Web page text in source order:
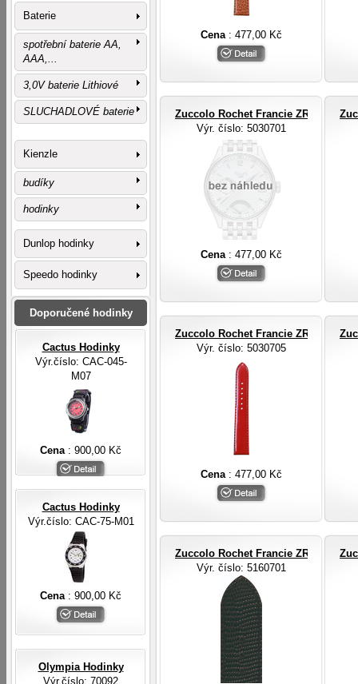
Cena : 477,00 Kč
Zuccolo Rochet Francie ZRC
Výr. číslo: 5030701
Cena : 477,00 Kč
Zuccolo Rochet Francie ZRC
Výr. číslo: 5030705
Cena : 477,00 Kč
Zuccolo Rochet Francie ZRC
Výr. číslo: 5160701
Baterie
spotřební baterie AA,
AAA,...
3,0V baterie Lithiové
SLUCHADLOVÉ baterie
Kienzle
budíky
hodinky
Dunlop hodinky
Speedo hodinky
Doporučené hodinky
Cactus Hodinky
Výr.číslo: CAC-045-
M07
Cena : 900,00 Kč
Cactus Hodinky
Výr.číslo: CAC-75-M01
Cena : 900,00 Kč
Olympia Hodinky
Výr.číslo: 70092